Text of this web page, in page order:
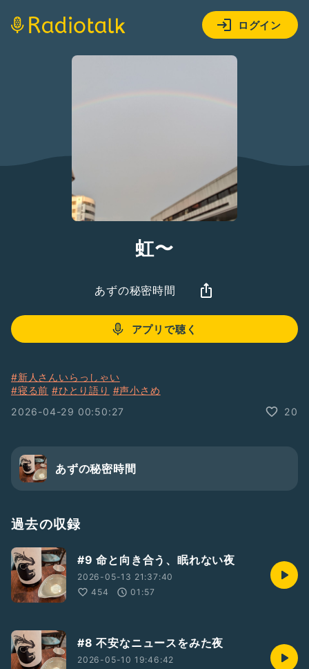
ログイン
虹〜
あずの秘密時間
アプリで聴く
#新人さんいらっしゃい
#寝る前 #ひとり語り #声小さめ
2026-04-29 00:50:27
20
あずの秘密時間
過去の収録
#9 命と向き合う、眠れない夜
2026-05-13 21:37:40
454
01:57
#8 不安なニュースをみた夜
2026-05-10 19:46:42